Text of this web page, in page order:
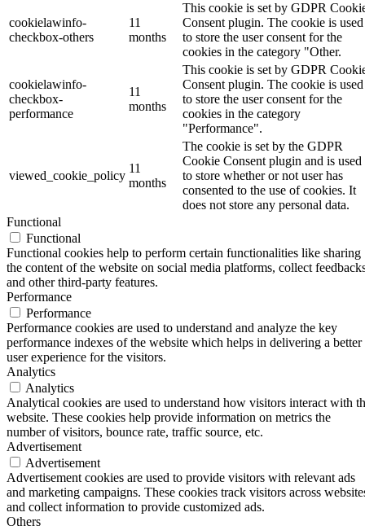
cookielawinfo-
checkbox-others
11
months
This cookie is set by GDPR
Consent plugin. The cookie is used
to store the user consent for the
cookies in the category "Other.
cookielawinfo-
checkbox-
performance
11
months
This cookie is set by GDPR
Consent plugin. The cookie is used
to store the user consent for the
cookies in the category
"Performance".
viewed_cookie_policy
11
months
The cookie is set by the GDPR
Cookie Consent plugin and is used
to store whether or not user has
consented to the use of cookies. It
does not store any personal data.
Functional
Functional
Functional cookies help to perform certain functionalities like sharing
the content of the website on social media platforms, collect
and other third-party features.
Performance
Performance
Performance cookies are used to understand and analyze the key
performance indexes of the website which helps in delivering a better
user experience for the visitors.
Analytics
Analytics
Analytical cookies are used to understand how visitors interact with
website. These cookies help provide information on metrics the
number of visitors, bounce rate, traffic source, etc.
Advertisement
Advertisement
Advertisement cookies are used to provide visitors with relevant ads
and marketing campaigns. These cookies track visitors across
and collect information to provide customized ads.
Others